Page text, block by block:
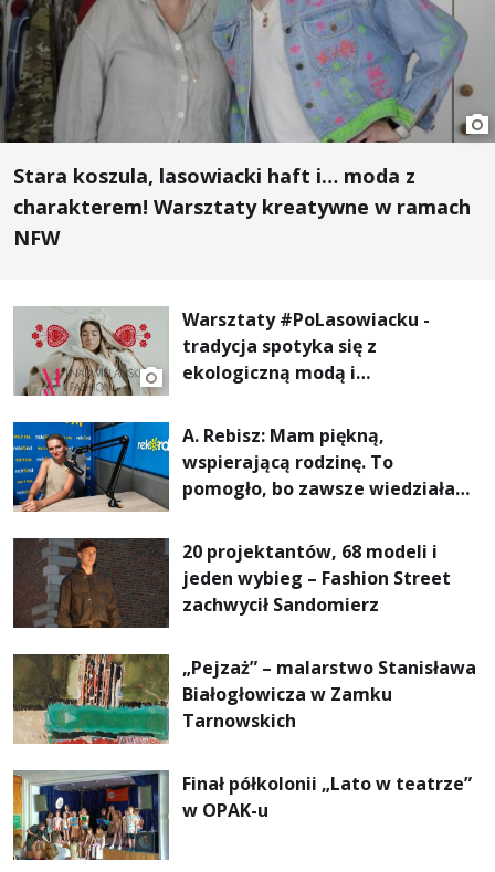
Stara koszula, lasowiacki haft i… moda z
charakterem! Warsztaty kreatywne w ramach
NFW
Warsztaty #PoLasowiacku -
tradycja spotyka się z
ekologiczną modą i
A. Rebisz: Mam piękną,
wspierającą rodzinę. To
pomogło, bo zawsze wiedziałam,
najważniejsza
20 projektantów, 68 modeli i
jeden wybieg – Fashion Street
zachwycił Sandomierz
„Pejzaż” – malarstwo Stanisława
Białogłowicza w Zamku
Tarnowskich
Finał półkolonii „Lato w teatrze”
w OPAK-u